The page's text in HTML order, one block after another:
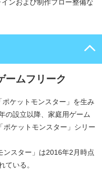
ンおよび制作フロー整備な
ームフリーク
ケットモンスター」を生み
の設立以降、家庭用ゲーム
ケットモンスター」シリー
ンスター」は2016年2月時点
ている。